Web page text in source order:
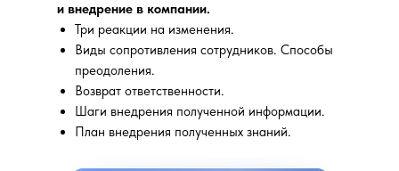
и внедрение в компании.
Три реакции на изменения.
Виды сопротивления сотрудников. Способы
преодоления.
Возврат ответственности.
Шаги внедрения полученной информации.
План внедрения полученных знаний.